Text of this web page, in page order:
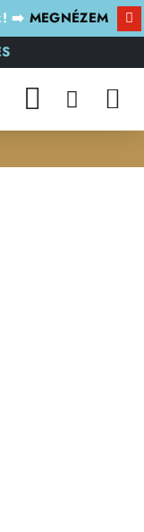
➡️ MEGNÉZEM